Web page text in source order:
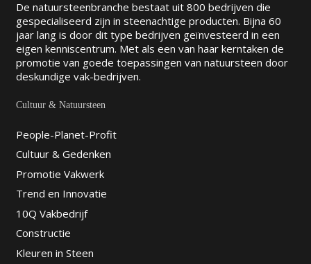
De natuursteenbranche bestaat uit 800 bedrijven die
gespecialiseerd zijn in steenachtige producten. Bijna 60
jaar lang is door dit type bedrijven geïnvesteerd in een
eigen kenniscentrum. Met als een van haar kerntaken de
promotie van goede toepassingen van natuursteen door
deskundige vak-bedrijven.
Cultuur & Natuursteen
People-Planet-Profit
Cultuur & Gedenken
Promotie Vakwerk
Trend en Innovatie
10Q Vakbedrijf
Constructie
Kleuren in Steen